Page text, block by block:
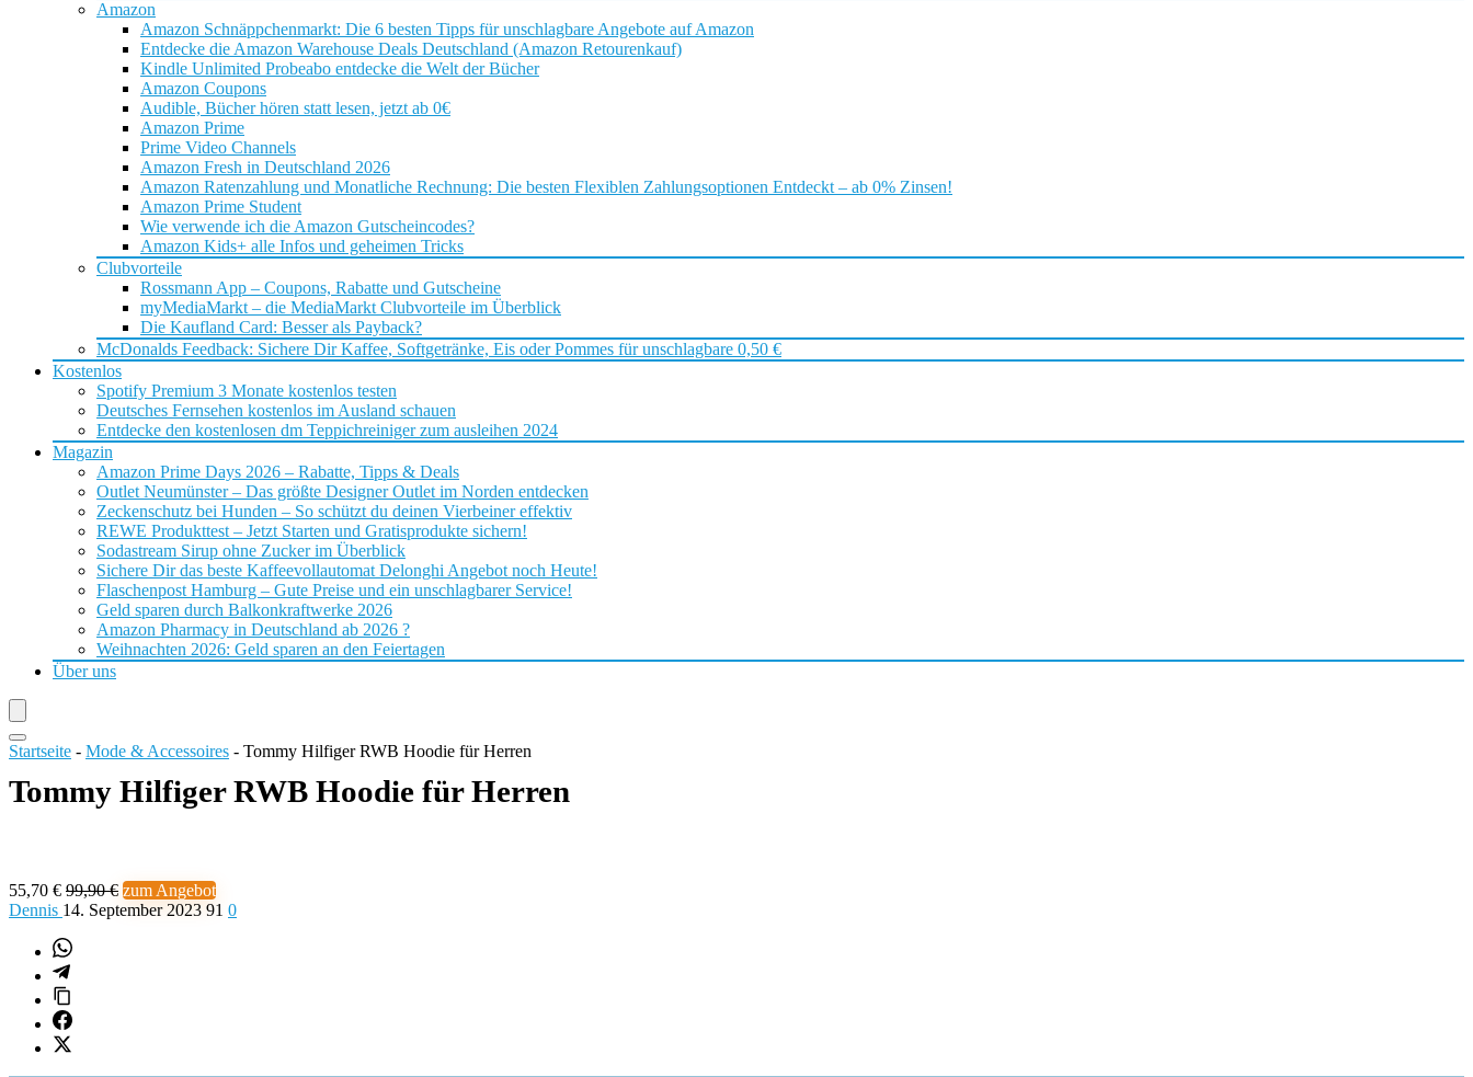
Amazon
Amazon Schnäppchenmarkt: Die 6 besten Tipps für unschlagbare Angebote auf Amazon
Entdecke die Amazon Warehouse Deals Deutschland (Amazon Retourenkauf)
Kindle Unlimited Probeabo entdecke die Welt der Bücher
Amazon Coupons
Audible, Bücher hören statt lesen, jetzt ab 0€
Amazon Prime
Prime Video Channels
Amazon Fresh in Deutschland 2026
Amazon Ratenzahlung und Monatliche Rechnung: Die besten Flexiblen Zahlungsoptionen Entdeckt – ab 0% Zinsen!
Amazon Prime Student
Wie verwende ich die Amazon Gutscheincodes?
Amazon Kids+ alle Infos und geheimen Tricks
Clubvorteile
Rossmann App – Coupons, Rabatte und Gutscheine
myMediaMarkt – die MediaMarkt Clubvorteile im Überblick
Die Kaufland Card: Besser als Payback?
McDonalds Feedback: Sichere Dir Kaffee, Softgetränke, Eis oder Pommes für unschlagbare 0,50 €
Kostenlos
Spotify Premium 3 Monate kostenlos testen
Deutsches Fernsehen kostenlos im Ausland schauen
Entdecke den kostenlosen dm Teppichreiniger zum ausleihen 2024
Magazin
Amazon Prime Days 2026 – Rabatte, Tipps & Deals
Outlet Neumünster – Das größte Designer Outlet im Norden entdecken
Zeckenschutz bei Hunden – So schützt du deinen Vierbeiner effektiv
REWE Produkttest – Jetzt Starten und Gratisprodukte sichern!
Sodastream Sirup ohne Zucker im Überblick
Sichere Dir das beste Kaffeevollautomat Delonghi Angebot noch Heute!
Flaschenpost Hamburg – Gute Preise und ein unschlagbarer Service!
Geld sparen durch Balkonkraftwerke 2026
Amazon Pharmacy in Deutschland ab 2026 ?
Weihnachten 2026: Geld sparen an den Feiertagen
Über uns
Startseite - Mode & Accessoires - Tommy Hilfiger RWB Hoodie für Herren
Tommy Hilfiger RWB Hoodie für Herren
55,70 € 99,90 € zum Angebot
Dennis 14. September 2023 91 0